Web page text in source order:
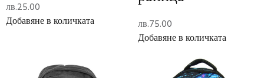
Description
лв.25.00
Добавяне в количката
лв.75.00
Добавяне в количката